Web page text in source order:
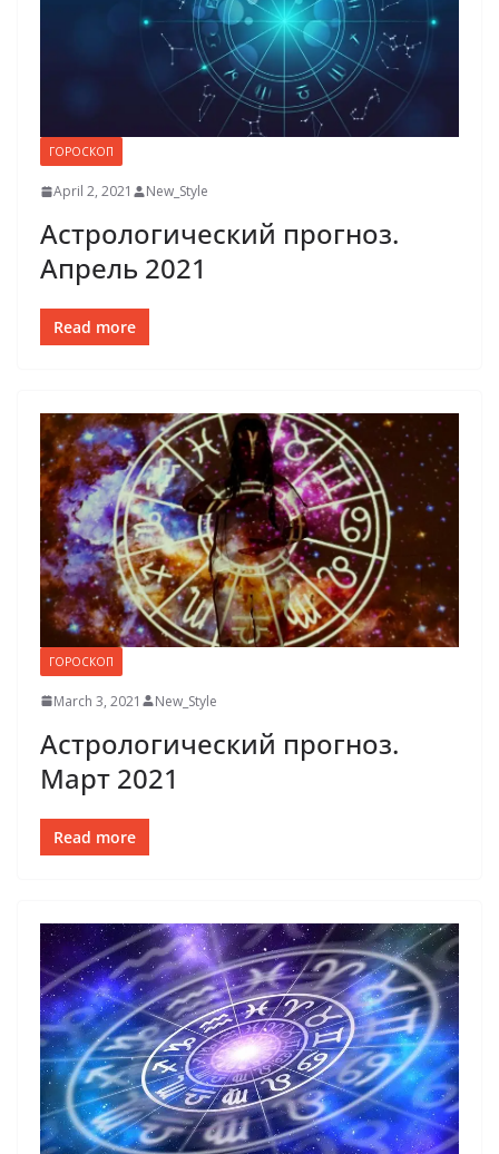
ГОРОСКОП
April 2, 2021 New_Style
Астрологический прогноз.
Апрель 2021
Read more
ГОРОСКОП
March 3, 2021 New_Style
Астрологический прогноз.
Март 2021
Read more